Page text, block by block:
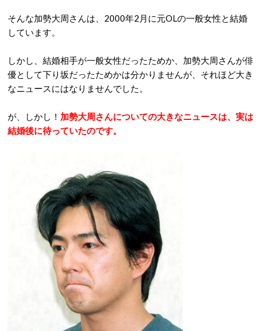
そんな加勢大周さんは、2000年2月に元OLの一般女性と結婚
しています。
しかし、結婚相手が一般女性だったためか、加勢大周さんが俳
優として下り坂だったためかは分かりませんが、それほど大き
なニュースにはなりませんでした。
が、しかし！ 加勢大周さんについての大きなニュースは、実は
結婚後に待っていたのです。